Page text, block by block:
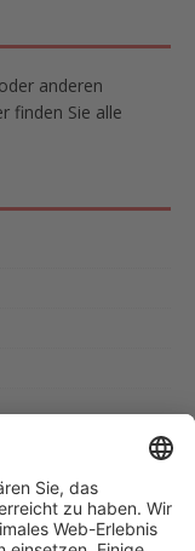
anderen
finden Sie alle
ITALIEN